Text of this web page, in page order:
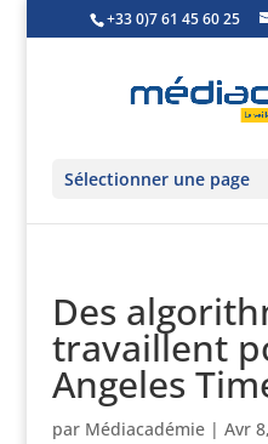
+33 0)7 61 45 60 25
Sélectionner une page
Des
travaillent
Angeles
par Médiacadémie| Avr